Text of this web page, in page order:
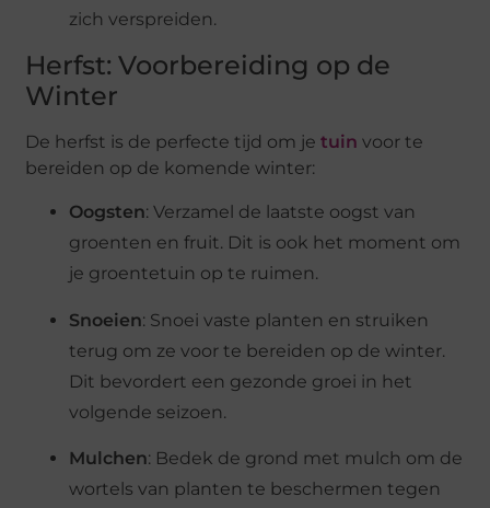
zich verspreiden​.
Herfst: Voorbereiding op de
Winter
De herfst is de perfecte tijd om jetuin voor te
bereiden op de komende winter:
Oogsten: Verzamel de laatste oogst van
groenten en fruit. Dit is ook het moment om
je groentetuin op te ruimen​.
Snoeien: Snoei vaste planten en struiken
terug om ze voor te bereiden op de winter.
Dit bevordert een gezonde groei in het
volgende seizoen​.
Mulchen: Bedek de grond met mulch om de
wortels van planten te beschermen tegen